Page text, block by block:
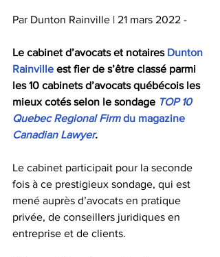
Par Dunton Rainville | 21 mars 2022 -
Le cabinet d’avocats et notaires Dunton
Rainville est fier de s’être classé parmi
les 10 cabinets d’avocats québécois les
mieux cotés selon le sondage TOP 10
Quebec Regional Firm du magazine
Canadian Lawyer.
Le cabinet participait pour la seconde
fois à ce prestigieux sondage, qui est
mené auprès d’avocats en pratique
privée, de conseillers juridiques en
entreprise et de clients.